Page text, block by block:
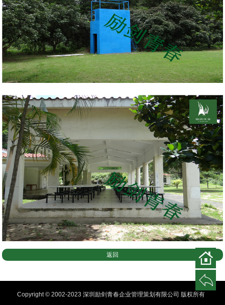
返回
Copyright © 2002-2023 深圳励剑青春企业管理策划有限公司 版权所有